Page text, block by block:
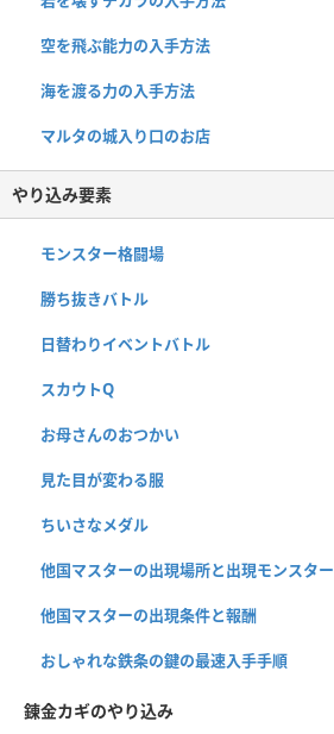
空を飛ぶ能力の入手方法
海を渡る力の入手方法
マルタの城入り口のお店
やり込み要素
モンスター格闘場
勝ち抜きバトル
日替わりイベントバトル
スカウトQ
お母さんのおつかい
見た目が変わる服
ちいさなメダル
他国マスターの出現場所と出現モンスター
他国マスターの出現条件と報酬
おしゃれな鉄条の鍵の最速入手手順
錬金カギのやり込み